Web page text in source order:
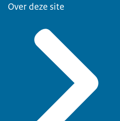
Over deze site